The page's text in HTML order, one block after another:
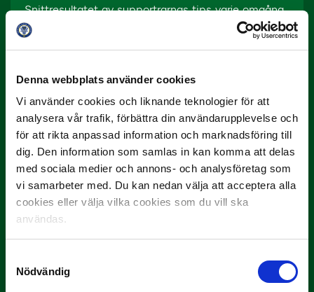
Denna webbplats använder cookies
Vi använder cookies och liknande teknologier för att
analysera vår trafik, förbättra din användarupplevelse och
för att rikta anpassad information och marknadsföring till
dig. Den information som samlas in kan komma att delas
med sociala medier och annons- och analysföretag som
vi samarbeter med. Du kan nedan välja att acceptera alla
cookies eller välja vilka cookies som du vill ska
användas.
Nödvändig
Snittresultatet av supportrarnas tips varje omgång
ackumuleras i en tabell som prisar fyra klubbar
efter säsongen. Den klubb med högst snittresultat
följande från OBOS:
1:a pris – 50 000:- till din favoritklubb
2:a pris – 25 000:- till din favoritklubb
3-4:e pris – 15 000:- till din favoritklubb
2022 är den tredje säsongen med OBOS-tipset.